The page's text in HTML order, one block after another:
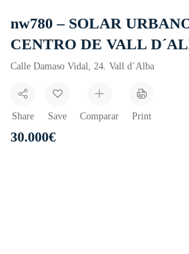
nw780 – SOLAR
CENTRO DE VALL
Calle Damaso Vidal, 24. Vall d´Alba
Share Save Comparar Print
30.000€